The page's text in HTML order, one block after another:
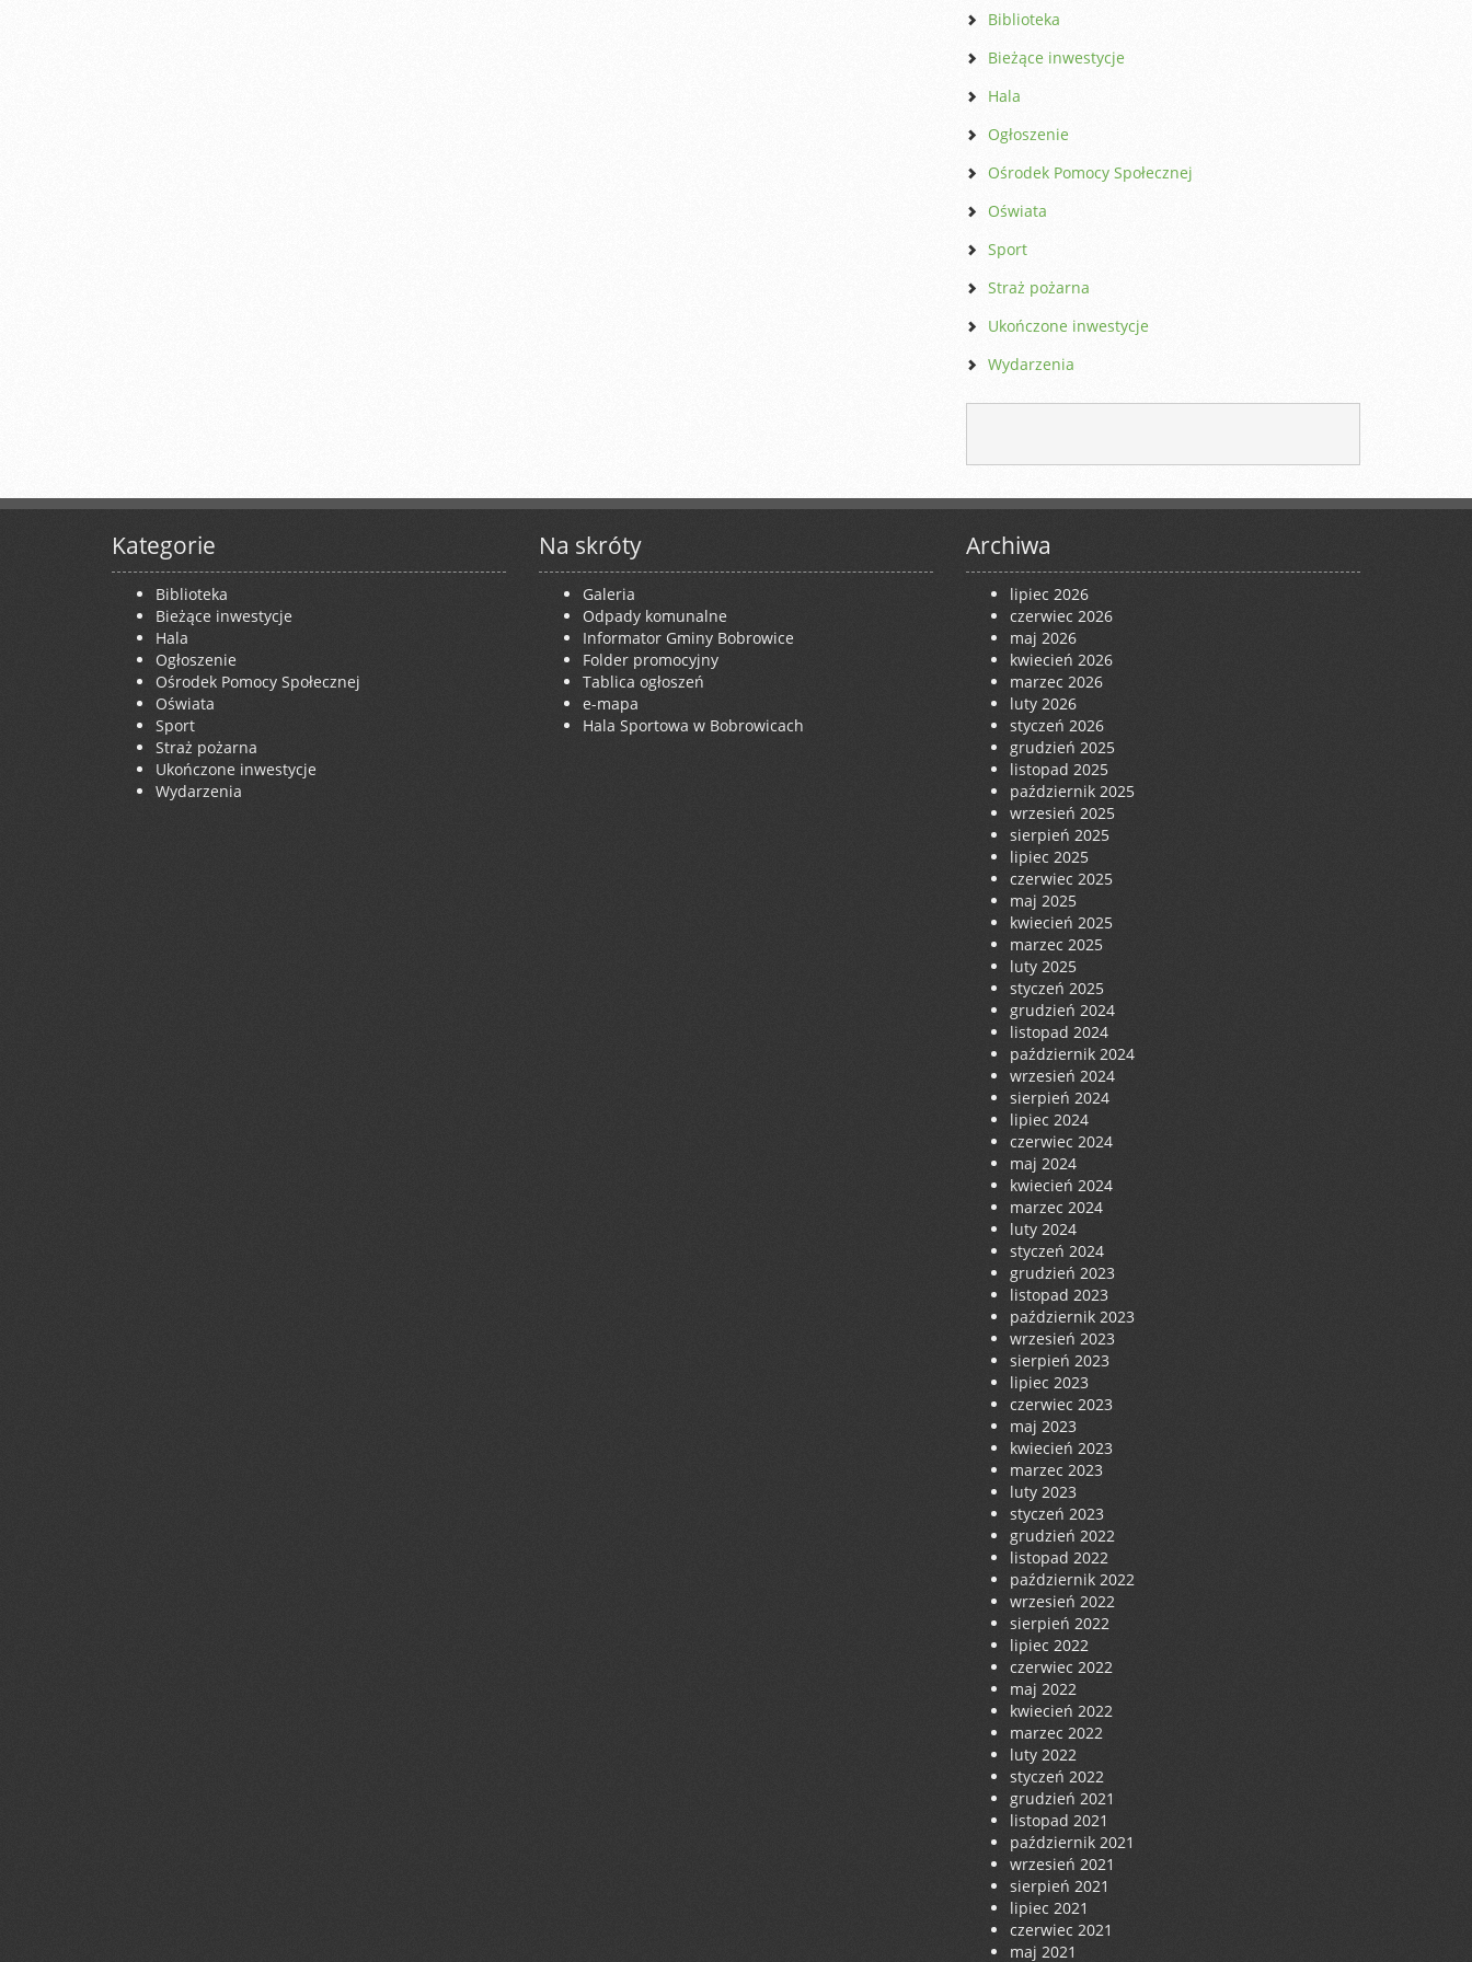
Biblioteka
Bieżące inwestycje
Hala
Ogłoszenie
Ośrodek Pomocy Społecznej
Oświata
Sport
Straż pożarna
Ukończone inwestycje
Wydarzenia
Kategorie
Biblioteka
Bieżące inwestycje
Hala
Ogłoszenie
Ośrodek Pomocy Społecznej
Oświata
Sport
Straż pożarna
Ukończone inwestycje
Wydarzenia
Na skróty
Galeria
Odpady komunalne
Informator Gminy Bobrowice
Folder promocyjny
Tablica ogłoszeń
e-mapa
Hala Sportowa w Bobrowicach
Archiwa
lipiec 2026
czerwiec 2026
maj 2026
kwiecień 2026
marzec 2026
luty 2026
styczeń 2026
grudzień 2025
listopad 2025
październik 2025
wrzesień 2025
sierpień 2025
lipiec 2025
czerwiec 2025
maj 2025
kwiecień 2025
marzec 2025
luty 2025
styczeń 2025
grudzień 2024
listopad 2024
październik 2024
wrzesień 2024
sierpień 2024
lipiec 2024
czerwiec 2024
maj 2024
kwiecień 2024
marzec 2024
luty 2024
styczeń 2024
grudzień 2023
listopad 2023
październik 2023
wrzesień 2023
sierpień 2023
lipiec 2023
czerwiec 2023
maj 2023
kwiecień 2023
marzec 2023
luty 2023
styczeń 2023
grudzień 2022
listopad 2022
październik 2022
wrzesień 2022
sierpień 2022
lipiec 2022
czerwiec 2022
maj 2022
kwiecień 2022
marzec 2022
luty 2022
styczeń 2022
grudzień 2021
listopad 2021
październik 2021
wrzesień 2021
sierpień 2021
lipiec 2021
czerwiec 2021
maj 2021